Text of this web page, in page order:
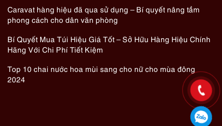
Caravat hàng hiệu đã qua sử dụng – Bí quyết nâng tầm
phong cách cho dân văn phòng
Bí Quyết Mua Túi Hiệu Giá Tốt – Sở Hữu Hàng Hiệu Chính
Hãng Với Chi Phí Tiết Kiệm
Top 10 chai nước hoa mùi sang cho nữ cho mùa đông
2024